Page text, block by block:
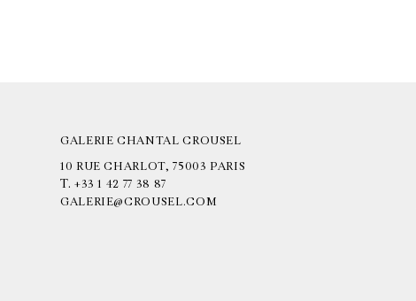
GALERIE CHANTAL CROUSEL
10 RUE CHARLOT, 75003 PARIS
T. +33 1 42 77 38 87
GALERIE@CROUSEL.COM